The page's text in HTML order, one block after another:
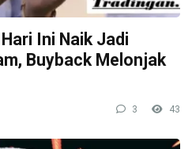
Ini Naik Jadi
Buyback Melonjak
3 43